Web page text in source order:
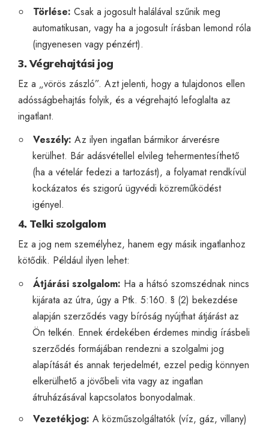
Törlése: Csak a jogosult halálával szűnik meg
automatikusan, vagy ha a jogosult írásban lemond róla
(ingyenesen vagy pénzért).
3. Végrehajtási jog
Ez a „vörös zászló”. Azt jelenti, hogy a tulajdonos ellen
adósságbehajtás folyik, és a végrehajtó lefoglalta az
ingatlant.
Veszély: Az ilyen ingatlan bármikor árverésre
kerülhet. Bár adásvétellel elvileg tehermentesíthető
(ha a vételár fedezi a tartozást), a folyamat rendkívül
kockázatos és szigorú ügyvédi közreműködést
igényel.
4. Telki szolgalom
Ez a jog nem személyhez, hanem egy másik ingatlanhoz
kötődik. Például ilyen lehet:
Átjárási szolgalom: Ha a hátsó szomszédnak nincs
kijárata az útra, úgy a Ptk. 5:160. § (2) bekezdése
alapján szerződés vagy bíróság nyújthatátjárást az
Ön telkén. Ennek érdekében érdemes mindig írásbeli
szerződés formájában rendezni a szolgalmi jog
alapítását és annak terjedelmét, ezzel pedig könnyen
elkerülhető a jövőbeli vita vagy az ingatlan
átruházásával kapcsolatos bonyodalmak.
Vezetékjog: A közműszolgáltatók (víz, gáz, villany)